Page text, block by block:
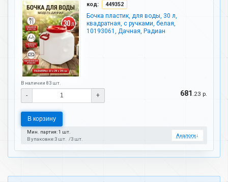
код: 449352
Бочка пластик, для воды, 30 л,
квадратная, с ручками, белая,
10193061, Дачная, Радиан
В наличии 83 шт.
- + 681 .23 р.
В корзину
Мин. партия: 1 шт.
В упаковке:3 шт. 3 шт.
Аналоги↓